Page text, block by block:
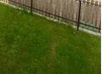
დღიურად 101
გაძვირდა - რა ღირს